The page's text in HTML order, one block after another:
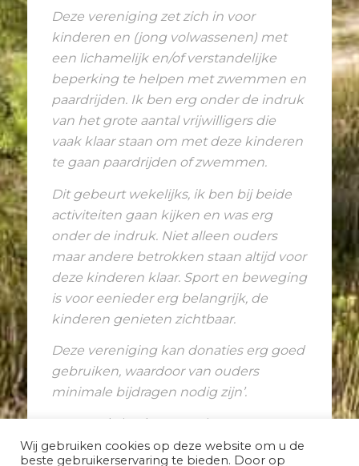
Deze vereniging zet zich in voor
kinderen en (jong volwassenen) met
een lichamelijk en/of verstandelijke
beperking te helpen met zwemmen en
paardrijden. Ik ben erg onder de indruk
van het grote aantal vrijwilligers die
vaak klaar staan om met deze kinderen
te gaan paardrijden of zwemmen.
Dit gebeurt wekelijks, ik ben bij beide
activiteiten gaan kijken en was erg
onder de indruk. Niet alleen ouders
maar andere betrokken staan altijd voor
deze kinderen klaar. Sport en beweging
is voor eenieder erg belangrijk, de
kinderen genieten zichtbaar.
Deze vereniging kan donaties erg goed
gebruiken, waardoor van ouders
minimale bijdragen nodig zijn’.
Een prachtige bestemming voor een
prachtig bedrag!
Wij gebruiken cookies op deze website om u de
beste gebruikerservaring te bieden. Door op